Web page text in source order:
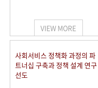
VIEW MORE
사회서비스 정책화 과정의 파
트너십 구축과 정책 설계 연구
선도